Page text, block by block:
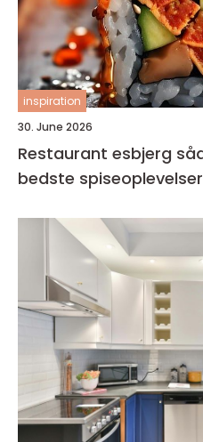
inspiration
30. June 2026
Restaurant esbjerg sådan finder du de
bedste spiseoplevelser